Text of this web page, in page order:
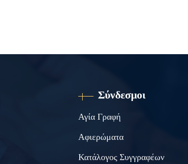
Σύνδεσμοι
Αγία Γραφή
Αφιερώματα
Κατάλογος Συγγραφέων